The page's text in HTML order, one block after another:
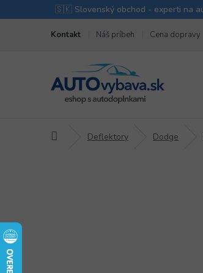
Kontakt Náš príbeh Cena dopravy
DomovDeflektory Dodge